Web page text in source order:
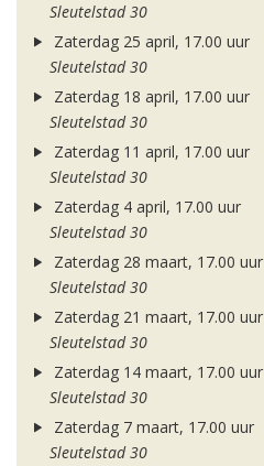
Sleutelstad 30
Zaterdag 25 april, 17.00 uur
Sleutelstad 30
Zaterdag 18 april, 17.00 uur
Sleutelstad 30
Zaterdag 11 april, 17.00 uur
Sleutelstad 30
Zaterdag 4 april, 17.00 uur
Sleutelstad 30
Zaterdag 28 maart, 17.00 uur
Sleutelstad 30
Zaterdag 21 maart, 17.00 uur
Sleutelstad 30
Zaterdag 14 maart, 17.00 uur
Sleutelstad 30
Zaterdag 7 maart, 17.00 uur
Sleutelstad 30